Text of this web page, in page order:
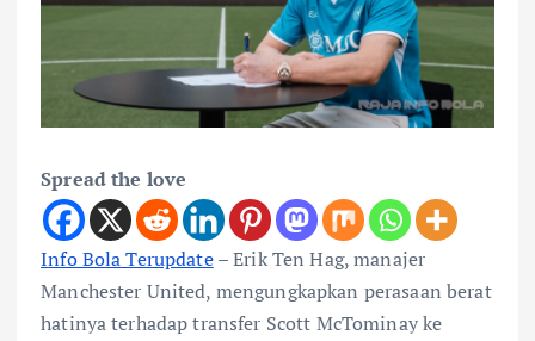
Spread the love
Info Bola Terupdate– Erik Ten Hag, manajer
Manchester United, mengungkapkan perasaan berat
hatinya terhadap transfer Scott McTominay ke